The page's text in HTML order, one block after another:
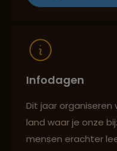
Infodagen
Dit jaar
land waar je onze
mensen erachter